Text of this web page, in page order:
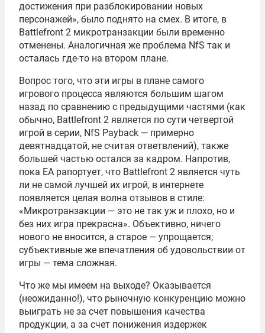
достижения при разблокировании новых
персонажей», было поднято на смех. В итоге, в
Battlefront 2 микротранзакции были временно
отменены. Аналогичная же проблема NfS так и
осталась где-то на втором плане.
Вопрос того, что эти игры в плане самого
игрового процесса являются большим шагом
назад по сравнению с предыдущими частями (как
обычно, Battlefront 2 является по сути четвертой
игрой в серии, NfS Payback — примерно
девятнадцатой, не считая ответвлений), также
большей частью остался за кадром. Напротив,
пока EA рапортует, что Battlefront 2 является чуть
ли не самой лучшей их игрой, в интернете
появляется целая волна отзывов в стиле:
«Микротранзакции — это не так уж и плохо, но и
без них игра прекрасна». Объективно, ничего
нового не вносится, а старое — упрощается;
субъективные же впечатления об удовольствии от
игры — тема сложная.
Что же мы имеем на выходе? Оказывается
(неожиданно!), что рыночную конкуренцию можно
выиграть не за счет повышения качества
продукции, а за счет понижения издержек